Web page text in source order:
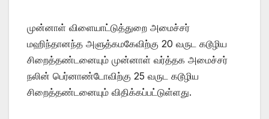
முன்னாள் விளையாட்டுத்துறை அமைச்சர்
மஹிந்தானந்த அளுத்கமகேவிற்கு 20 வருட கடூழிய
சிறைத்தண்டனையும் முன்னாள் வர்த்தக அமைச்சர்
நலின் பெர்னாண்டோவிற்கு 25 வருட கடூழிய
சிறைத்தண்டனையும் விதிக்கப்பட்டுள்ளது.